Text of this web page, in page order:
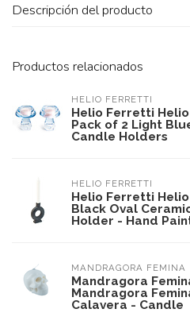
Descripción del producto
Productos relacionados
HELIO FERRETTI
Helio Ferretti
Pack of 2 Light
Candle Holders
HELIO FERRETTI
Helio Ferretti
Black Oval
Holder - Hand
MANDRAGORA FEMINA
Mandragora
Mandragora
Calavera - Candle